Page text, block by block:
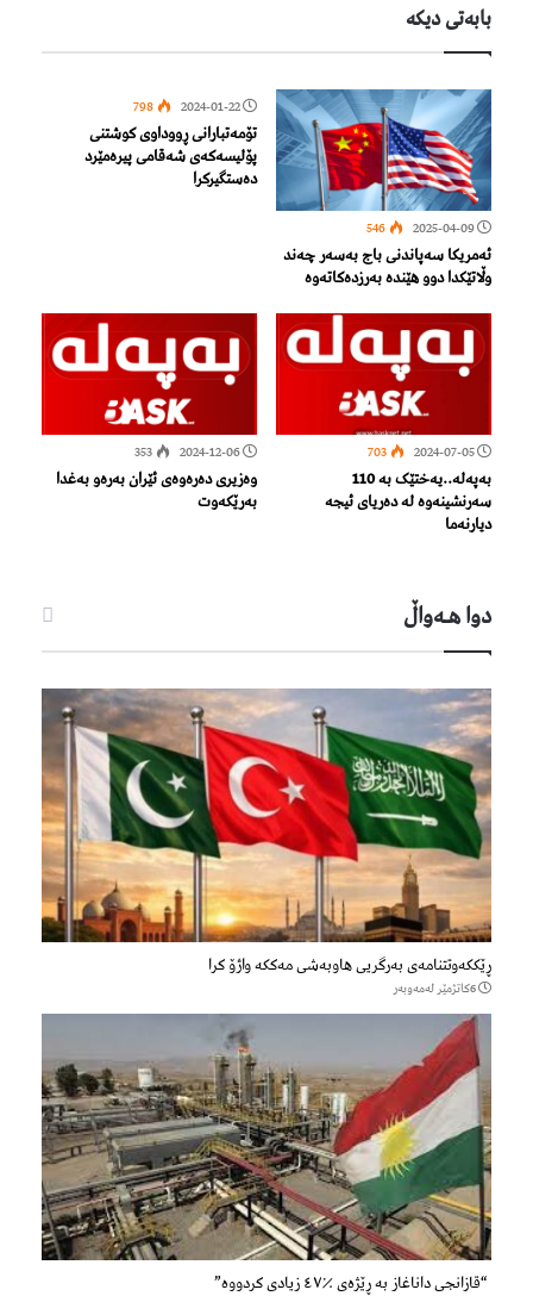
بابەتی دیكە
2025-04-09
546
ئەمریکا سەپاندنی باج بەسەر چەند
وڵاتێکدا دوو هێندە بەرزدەکاتەوە
2024-01-22
798
تۆمەتبارانی ڕووداوی کوشتنی
پۆلیسەکەی شەقامی پیرەمێرد
دەستگیرکرا
2024-07-05
703
بەپەلە..یەختێک بە 110
سەرنشینەوە لە دەریای ئیجە
دیارنەما
2024-12-06
353
وەزیرى دەرەوەى ئێران بەرەو بەغدا
بەرێکەوت
دوا هـه‌واڵ
ڕێککەوتتنامەی بەرگریی هاوبەشی مەککە واژۆ کرا
6كاتژمێر لەمەوبەر
“قازانجی داناغاز بە ڕێژەی ٪٤٧ زیادی کردووە”